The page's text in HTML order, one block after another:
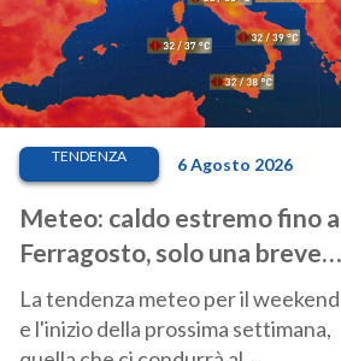
TENDENZA 6 Agosto 2026
Meteo: caldo estremo fino a
Ferragosto, solo una breve
pausa. Ecco dove
La tendenza meteo per il weekend
e l'inizio della prossima settimana,